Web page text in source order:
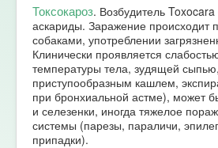
Токсокароз. Возбудитель
аскариды. Заражение происходит
собаками, употреблении
Клинически проявляется
температуры тела, зудящей
приступообразным кашлем,
при бронхиальной астме), может
и селезенки, иногда тяжелое
системы (парезы, параличи,
припадки).